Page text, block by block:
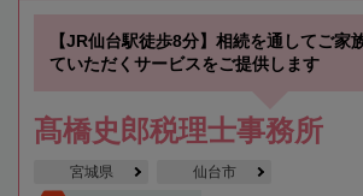
【JR仙台駅徒歩8分】相続を通してご家
ていただくサービスをご提供します
髙橋史郎税理士事務所
宮城県 仙台市